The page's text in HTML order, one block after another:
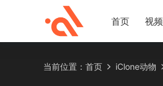
首页 视
当前位置： 首页 iClone动物